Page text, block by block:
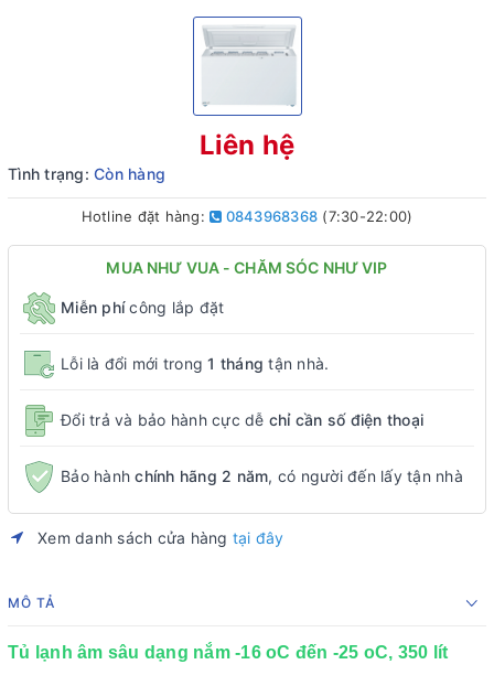
Liên hệ
Tình trạng: Còn hàng
Hotline đặt hàng: 0843968368 (7:30-22:00)
MUA NHƯ VUA - CHĂM SÓC NHƯ VIP
Miễn phícông lắp đặt
Lỗi là đổi mới trong1 tháng tận nhà.
Đổi trả và bảo hành cực dễ chỉ cần số điện thoại
Bảo hànhchính hãng 2 năm, có người đến lấy tận nhà
Xem danh sách cửa hàng tại đây
MÔ TẢ
Tủ lạnh âm sâu dạng nắm -16 oC đến -25 oC, 350 lít